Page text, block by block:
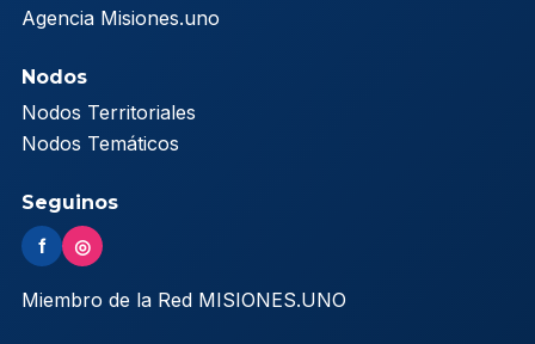
Agencia Misiones.uno
Nodos
Nodos Territoriales
Nodos Temáticos
Seguinos
f ◎
Miembro de la Red MISIONES.UNO